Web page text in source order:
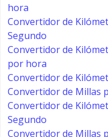
hora
Convertidor de
Segundo
Convertidor de
por hora
Convertidor de
Convertidor de Millas
Convertidor de
Segundo
Convertidor de Millas